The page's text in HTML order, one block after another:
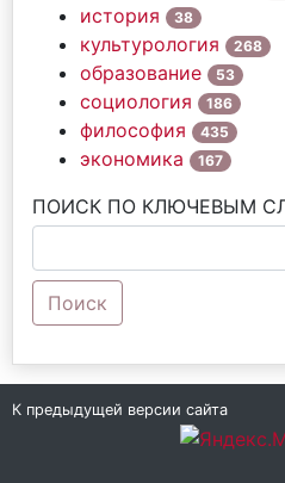
история 38
культурология 268
образование 53
социология 186
философия 435
экономика 167
ПОИСК ПО КЛЮЧЕВЫМ
Поиск
К предыдущей версии сайта